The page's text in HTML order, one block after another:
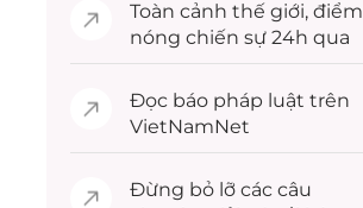
Toàn cảnh thế giới, điểm
nóng chiến sự 24h qua
Đọc báo pháp luật trên
VietNamNet
Đừng bỏ lỡ các câu